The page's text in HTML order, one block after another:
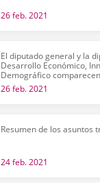
26 feb. 2021
El diputado general y la
Desarrollo Económico,
Demográfico
26 feb. 2021
Resumen de los asuntos
24 feb. 2021